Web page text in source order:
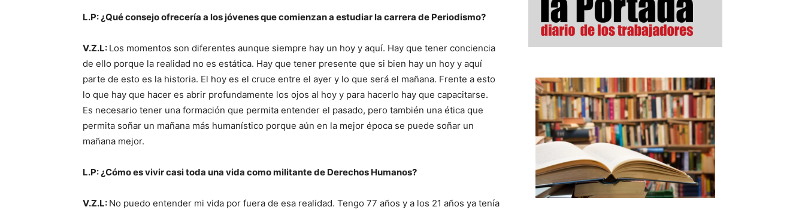
L.P: ¿Qué consejo ofrecería a los jóvenes que comienzan a estudiar la carrera de Periodismo?
V.Z.L: Los momentos son diferentes aunque siempre hay un hoy y aquí. Hay que tener conciencia
de ello porque la realidad no es estática. Hay que tener presente que si bien hay un hoy y aquí
parte de esto es la historia. El hoy es el cruce entre el ayer y lo que será el mañana. Frente a esto
lo que hay que hacer es abrir profundamente los ojos al hoy y para hacerlo hay que capacitarse.
Es necesario tener una formación que permita entender el pasado, pero también una ética que
permita soñar un mañana más humanístico porque aún en la mejor época se puede soñar un
mañana mejor.
L.P: ¿Cómo es vivir casi toda una vida como militante de Derechos Humanos?
V.Z.L: No puedo entender mi vida por fuera de esa realidad. Tengo 77 años y a los 21 años ya tenía